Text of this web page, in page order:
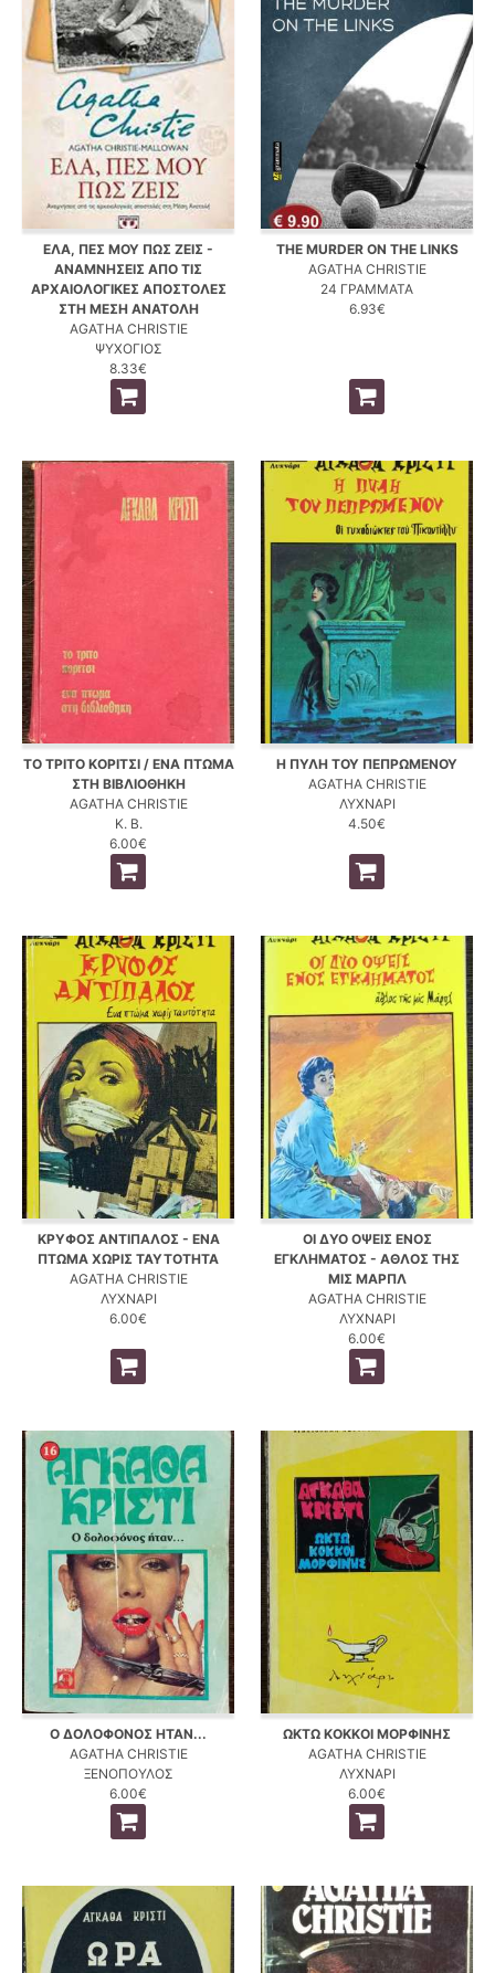
ΕΛΑ, ΠΕΣ ΜΟΥ ΠΩΣ ΖΕΙΣ -
ΑΝΑΜΝΗΣΕΙΣ ΑΠΟ ΤΙΣ
ΑΡΧΑΙΟΛΟΓΙΚΕΣ ΑΠΟΣΤΟΛΕΣ
ΣΤΗ ΜΕΣΗ ΑΝΑΤΟΛΗ
AGATHA CHRISTIE
ΨΥΧΟΓΙΟΣ
8.33€
THE MURDER ON THE LINKS
AGATHA CHRISTIE
24 ΓΡΑΜΜΑΤΑ
6.93€
ΤΟ ΤΡΙΤΟ ΚΟΡΙΤΣΙ / ΕΝΑ ΠΤΩΜΑ
ΣΤΗ ΒΙΒΛΙΟΘΗΚΗ
AGATHA CHRISTIE
Κ. Β.
6.00€
Η ΠΥΛΗ ΤΟΥ ΠΕΠΡΩΜΕΝΟΥ
AGATHA CHRISTIE
ΛΥΧΝΑΡΙ
4.50€
ΚΡΥΦΟΣ ΑΝΤΙΠΑΛΟΣ - ΕΝΑ
ΠΤΩΜΑ ΧΩΡΙΣ ΤΑΥΤΟΤΗΤΑ
AGATHA CHRISTIE
ΛΥΧΝΑΡΙ
6.00€
ΟΙ ΔΥΟ ΟΨΕΙΣ ΕΝΟΣ
ΕΓΚΛΗΜΑΤΟΣ - ΑΘΛΟΣ ΤΗΣ
ΜΙΣ ΜΑΡΠΛ
AGATHA CHRISTIE
ΛΥΧΝΑΡΙ
6.00€
Ο ΔΟΛΟΦΟΝΟΣ ΗΤΑΝ...
AGATHA CHRISTIE
ΞΕΝΟΠΟΥΛΟΣ
6.00€
ΩΚΤΩ ΚΟΚΚΟΙ ΜΟΡΦΙΝΗΣ
AGATHA CHRISTIE
ΛΥΧΝΑΡΙ
6.00€